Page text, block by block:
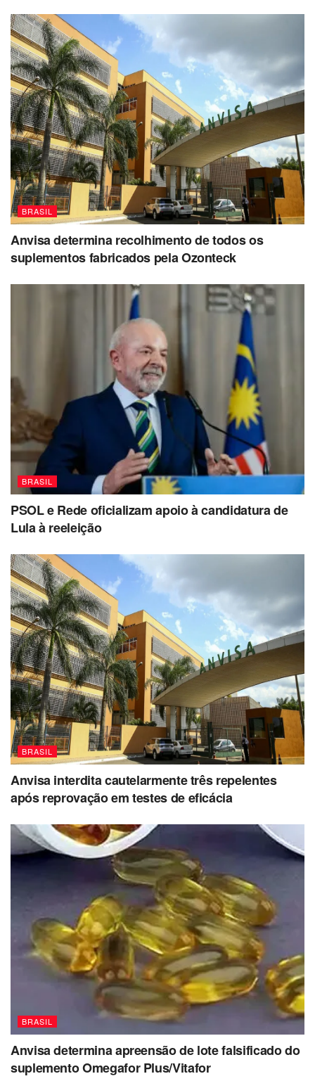
BRASIL
Anvisa determina recolhimento de todos os
suplementos fabricados pela Ozonteck
BRASIL
PSOL e Rede oficializam apoio à candidatura de
Lula à reeleição
BRASIL
Anvisa interdita cautelarmente três repelentes
após reprovação em testes de eficácia
BRASIL
Anvisa determina apreensão de lote falsificado do
suplemento Omegafor Plus/Vitafor